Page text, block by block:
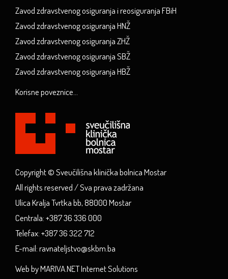
Zavod zdravstvenog osiguranja i reosiguranja FBiH
Zavod zdravstvenog osiguranja HNŽ
Zavod zdravstvenog osiguranja ZHŽ
Zavod zdravstvenog osiguranja SBŽ
Zavod zdravstvenog osiguranja HBŽ
Korisne poveznice...
Copyright © Sveučilišna klinička bolnica Mostar
All rights reserved / Sva prava zadržana
Ulica Kralja Tvrtka bb, 88000 Mostar
Centrala: +387 36 336 000
Telefax: +387 36 322 712
E-mail: ravnateljstvo@skbm.ba
Web by MARIVA.NET Internet Solutions